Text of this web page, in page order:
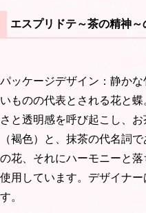
エスプリドテ～茶の精神～
パッケージデザイン：静か
いものの代表とされる花と
さと透明感を呼び起こし、
（褐色）と、抹茶の代名詞
の花、それにハーモニーと
使用しています。デザイナ
す。